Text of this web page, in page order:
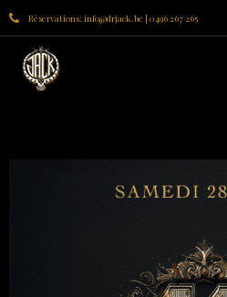
Réservations: info@drjack.be | 0496 267 265